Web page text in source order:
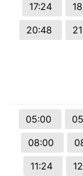
17:24
20:48
05:00
08:00
11:24